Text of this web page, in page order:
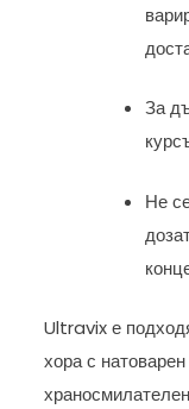
За
Не
Ultravix е
хора с